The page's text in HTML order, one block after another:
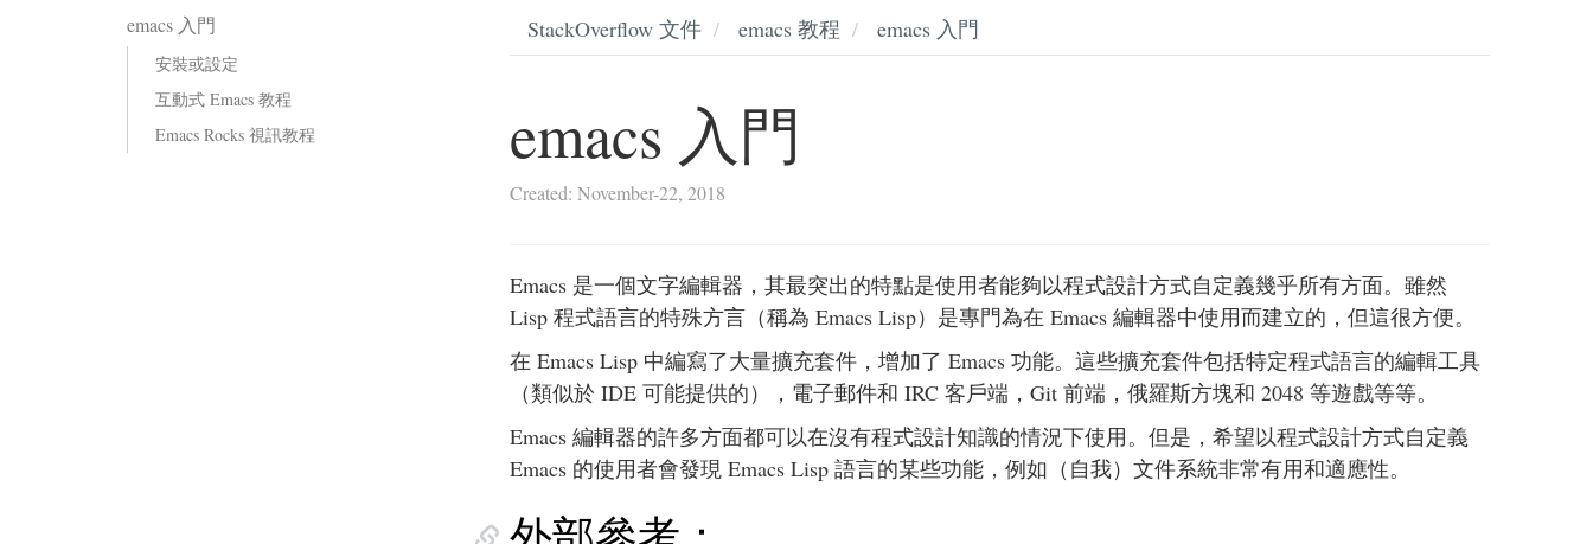
emacs 入門
安裝或設定
互動式 Emacs 教程
Emacs Rocks 視訊教程
StackOverflow 文件 emacs 教程 emacs 入門
emacs 入門
Created: November-22, 2018
Emacs 是一個文字編輯器，其最突出的特點是使用者能夠以程式設計方式自定義幾乎所有方面。雖然
Lisp 程式語言的特殊方言（稱為 Emacs Lisp）是專門為在 Emacs 編輯器中使用而建立的，但這很方便。
在 Emacs Lisp 中編寫了大量擴充套件，增加了 Emacs 功能。這些擴充套件包括特定程式語言的編輯工具
（類似於 IDE 可能提供的），電子郵件和 IRC 客戶端，Git 前端，俄羅斯方塊和 2048 等遊戲等等。
Emacs 編輯器的許多方面都可以在沒有程式設計知識的情況下使用。但是，希望以程式設計方式自定義
Emacs 的使用者會發現 Emacs Lisp 語言的某些功能，例如（自我）文件系統非常有用和適應性。